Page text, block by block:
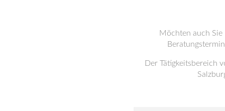
Möchten auch
Der Tätigkeitsbereich